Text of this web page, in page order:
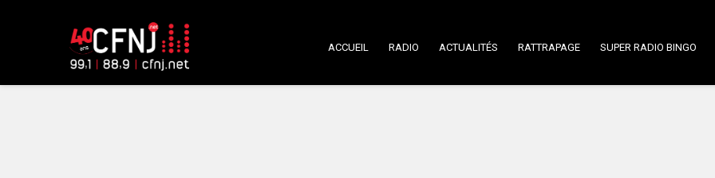
ACCUEIL RADIO ACTUALITÉS RATTRAPAGE SUPER RADIO BINGO